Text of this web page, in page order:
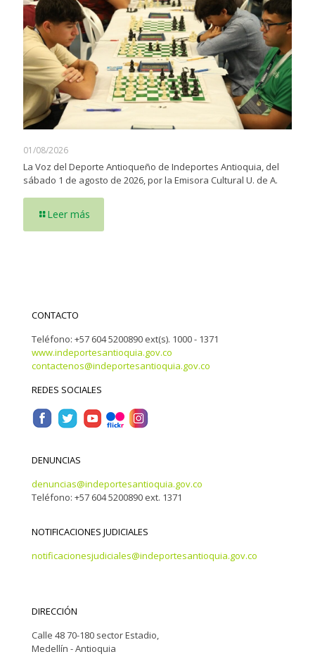
01/08/2026
La Voz del Deporte Antioqueño de Indeportes Antioquia, del
sábado 1 de agosto de 2026, por la Emisora Cultural U. de A.
Leer más
CONTACTO
Teléfono: +57 604 5200890 ext(s). 1000 - 1371
www.indeportesantioquia.gov.co
contactenos@indeportesantioquia.gov.co
REDES SOCIALES
DENUNCIAS
denuncias@indeportesantioquia.gov.co
Teléfono: +57 604 5200890 ext. 1371
NOTIFICACIONES JUDICIALES
notificacionesjudiciales@indeportesantioquia.gov.co
DIRECCIÓN
Calle 48 70-180 sector Estadio,
Medellín - Antioquia